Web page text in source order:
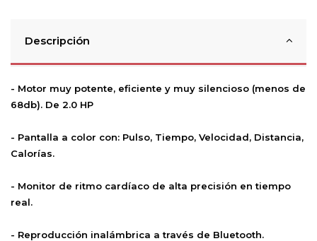
Descripción
- Motor muy potente, eficiente y muy silencioso (menos de
68db). De 2.0 HP
- Pantalla a color con: Pulso, Tiempo, Velocidad, Distancia,
Calorías.
- Monitor de ritmo cardíaco de alta precisión en tiempo
real.
- Reproducción inalámbrica a través de Bluetooth.